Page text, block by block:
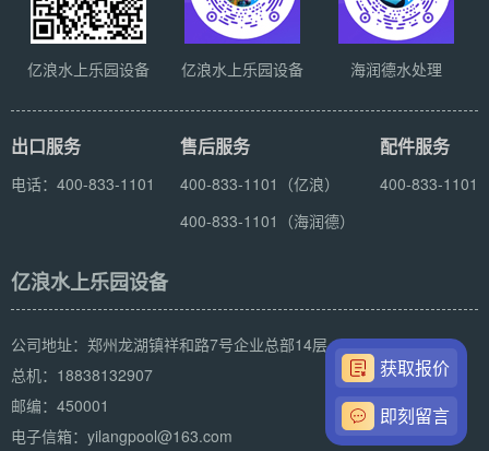
亿浪水上乐园设备 亿浪水上乐园设备 海润德水处理
出口服务
电话：400-833-1101
售后服务
400-833-1101（亿浪）
400-833-1101（海润德）
配件服务
400-833-1101
亿浪水上乐园设备
公司地址：郑州龙湖镇祥和路7号企业总部14层
总机：18838132907
邮编：450001
电子信箱：yilangpool@163.com
获取报价
即刻留言